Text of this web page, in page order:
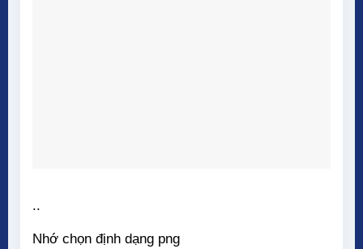
..
Nhớ chọn định dạng png